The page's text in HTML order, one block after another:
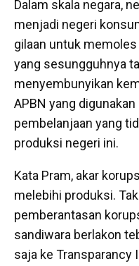
Dalam skala negara,
menjadi negeri
gilaan untuk
yang sesungguhnya
menyembunyikan
APBN yang
pembelanjaan yang
produksi negeri ini.
Kata Pram, akar
melebihi produksi.
pemberantasan
sandiwara berlakon
saja ke Transparancy